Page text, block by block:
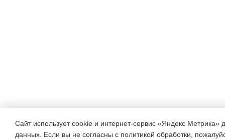
Сайт использует cookie и интернет-сервис «Яндекс Метрика»
данных. Если вы не согласны с политикой обработки,